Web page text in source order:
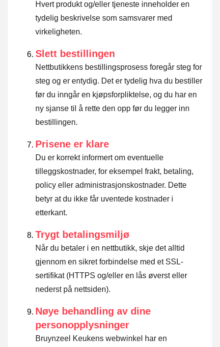
Hvert produkt og/eller tjeneste inneholder en
tydelig beskrivelse som samsvarer med
virkeligheten.
Slett bestillingen
Nettbutikkens bestillingsprosess foregår steg for
steg og er entydig. Det er tydelig hva du bestiller
før du inngår en kjøpsforpliktelse, og du har en
ny sjanse til å rette den opp før du legger inn
bestillingen.
Prisene er klare
Du er korrekt informert om eventuelle
tilleggskostnader, for eksempel frakt, betaling,
policy eller administrasjonskostnader. Dette
betyr at du ikke får uventede kostnader i
etterkant.
Trygt betalingsmiljø
Når du betaler i en nettbutikk, skje det alltid
gjennom en sikret forbindelse med et SSL-
sertifikat (HTTPS og/eller en lås øverst eller
nederst på nettsiden).
Nøye behandling av dine
personopplysninger
Bruynzeel Keukens webwinkel har en